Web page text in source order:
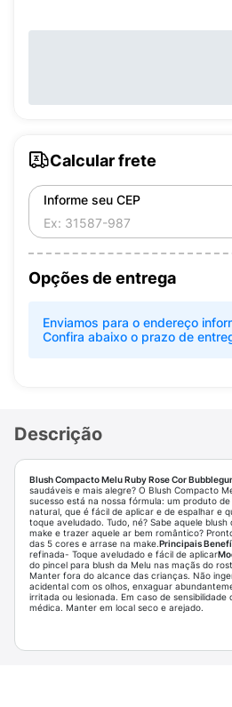
Calcular frete
Informe seu CEP
Opções de entrega
Enviamos para o endereço
Confira abaixo o prazo de
Descrição
Blush Compacto Melu Ruby Rose Cor
saudáveis e mais alegre? O Blush Compacto
sucesso está na nossa fórmula: um produto
natural, que é fácil de aplicar e de espalhar e
toque aveludado. Tudo, né? Sabe aquele
make e trazer aquele ar bem romântico?
das 5 cores e arrase na make.Principais
refinada- Toque aveludado e fácil de aplicar
do pincel para blush da Melu nas maçãs do
Manter fora do alcance das crianças. Não
acidental com os olhos, enxaguar
irritada ou lesionada. Em caso de
médica. Manter em local seco e arejado.